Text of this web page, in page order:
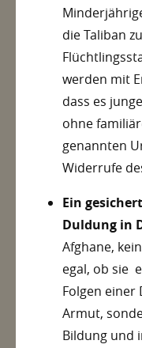
die Taliban
werden mit
dass es
ohne
genannten
Widerrufe
Ein
Duldung in
Afghane,
egal, ob sie
Folgen einer
Armut,
Bildung und